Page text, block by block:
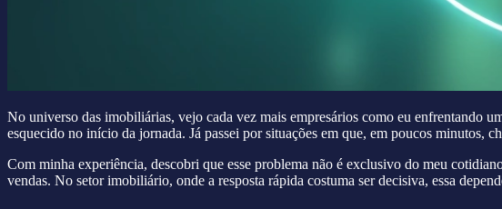
No universo das imobiliárias, vejo cada vez mais empresários como eu enfrentando
esquecido no início da jornada. Já passei por situações em que, em poucos minutos,
Com minha experiência, descobri que esse problema não é exclusivo do meu
vendas. No setor imobiliário, onde a resposta rápida costuma ser decisiva, essa